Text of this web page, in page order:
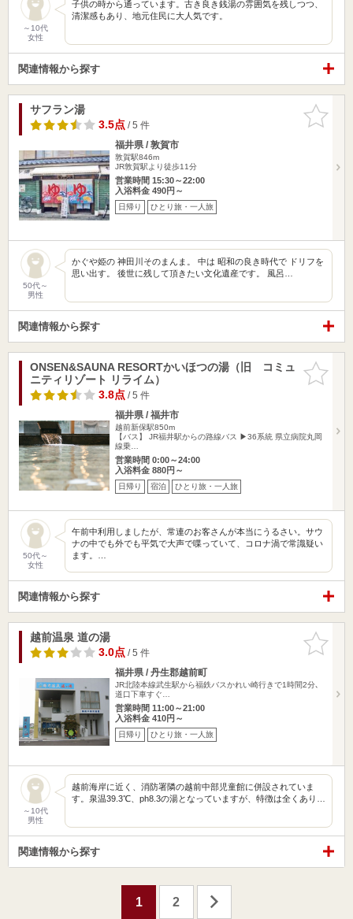
～10代
女性
子供の時から通っています。古き良き銭湯の雰囲気を残しつつ、
清潔感もあり、地元住民に大人気です。
関連情報から探す
お気に入
りに追加
サフラン湯
3.5点/ 5 件
福井県 / 敦賀市
敦賀駅846m
JR敦賀駅より徒歩11分
営業時間 15:30～22:00
入浴料金 490円～
日帰り ひとり旅・一人旅
50代～
男性
かぐや姫の 神田川そのまんま。 中は 昭和の良き時代で ドリフを
思い出す。 後世に残して頂きたい文化遺産です。 風呂…
関連情報から探す
お気に入
りに追加
ONSEN&SAUNA RESORTかいほつの湯（旧 コミュ
ニティリゾート リライム）
3.8点/ 5 件
福井県 / 福井市
越前新保駅850m
【バス】 JR福井駅からの路線バス ▶36系統 県立病院丸岡
線乗…
営業時間 0:00～24:00
入浴料金 880円～
日帰り 宿泊 ひとり旅・一人旅
50代～
女性
午前中利用しましたが、常連のお客さんが本当にうるさい。サウ
ナの中でも外でも平気で大声で喋っていて、コロナ渦で常識疑い
ます。…
関連情報から探す
お気に入
りに追加
越前温泉 道の湯
3.0点/ 5 件
福井県 / 丹生郡越前町
JR北陸本線武生駅から福鉄バスかれい崎行きで1時間2分､
道口下車すぐ…
営業時間 11:00～21:00
入浴料金 410円～
日帰り ひとり旅・一人旅
～10代
男性
越前海岸に近く、消防署隣の越前中部児童館に併設されていま
す。泉温39.3℃、ph8.3の湯となっていますが、特徴は全くあり…
関連情報から探す
1 2